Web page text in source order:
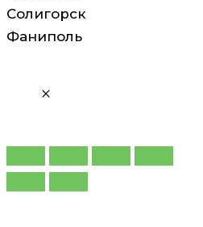
Солигорск
Фаниполь